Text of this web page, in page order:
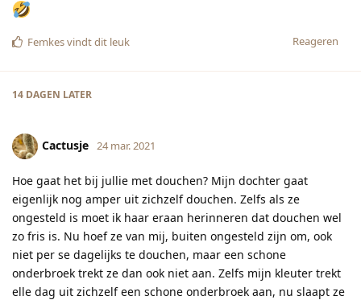
Reageren
Femkesvindt dit leuk
14 DAGEN LATER
Cactusje 24 mar. 2021
Hoe gaat het bij jullie met douchen? Mijn dochter gaat
eigenlijk nog amper uit zichzelf douchen. Zelfs als ze
ongesteld is moet ik haar eraan herinneren dat douchen wel
zo fris is. Nu hoef ze van mij, buiten ongesteld zijn om, ook
niet per se dagelijks te douchen, maar een schone
onderbroek trekt ze dan ook niet aan. Zelfs mijn kleuter trekt
elle dag uit zichzelf een schone onderbroek aan, nu slaapt ze